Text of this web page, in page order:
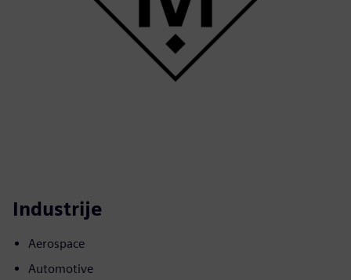
Industrije
Aerospace
Automotive